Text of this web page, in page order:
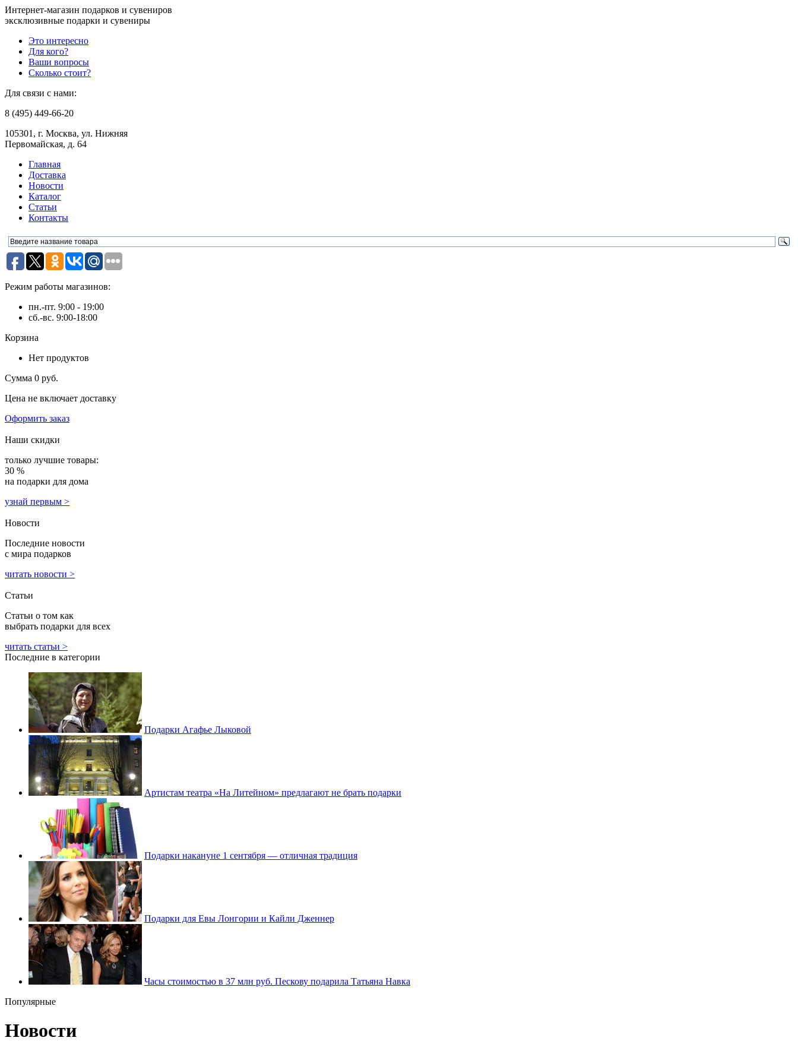
Интернет-магазин подарков и сувениров
эксклюзивные подарки и сувениры
Это интересно
Для кого?
Ваши вопросы
Сколько стоит?
Для связи с нами:
8 (495) 449-66-20
105301, г. Москва, ул. Нижняя
Первомайская, д. 64
Главная
Доставка
Новости
Каталог
Статьи
Контакты
Режим работы магазинов:
пн.-пт. 9:00 - 19:00
сб.-вс. 9:00-18:00
Корзина
Нет продуктов
Сумма 0 руб.
Цена не включает доставку
Оформить заказ
Наши скидки
только лучшие товары:
30 %
на подарки для дома
узнай первым >
Новости
Последние новости
с мира подарков
читать новости >
Статьи
Статьи о том как
выбрать подарки для всех
читать статьи >
Последние в категории
Подарки Агафье Лыковой
Артистам театра «На Литейном» предлагают не брать подарки
Подарки накануне 1 сентября — отличная традиция
Подарки для Евы Лонгории и Кайли Дженнер
Часы стоимостью в 37 млн руб. Пескову подарила Татьяна Навка
Популярные
Новости